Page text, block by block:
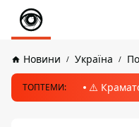
Новини Україна
ТОПТЕМИ: ⚠️